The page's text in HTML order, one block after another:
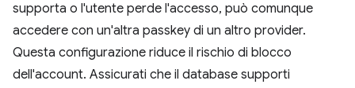
supporta o l'utente perde l'accesso, può comunque
accedere con un'altra passkey di un altro provider.
Questa configurazione riduce il rischio di blocco
dell'account. Assicurati che il database supporti